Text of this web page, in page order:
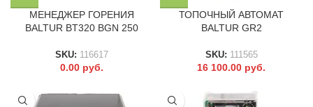
МЕНЕДЖЕР ГОРЕНИЯ
BALTUR BT320 BGN 250
SKU: 116617
0.00 руб.
ТОПОЧНЫЙ АВТОМАТ
BALTUR GR2
SKU: 111565
16 100.00 руб.